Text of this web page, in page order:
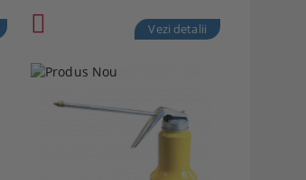
Vezi detalii